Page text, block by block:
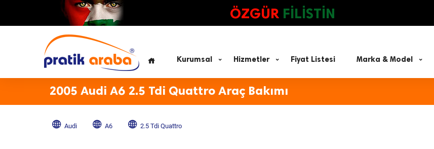
ÖZGÜR FİLİSTİN
Kurumsal Hizmetler Fiyat Listesi Marka & Model
2005 Audi A6 2.5 Tdi Quattro Araç Bakımı
Audi A6 2.5 Tdi Quattro